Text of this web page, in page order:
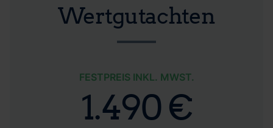
Wertgutachten
FESTPREIS INKL. MWST.
1.490 €